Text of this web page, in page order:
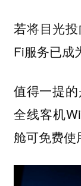
若将目光
Fi服务已成
值得一提
全线客机
舱可免费使